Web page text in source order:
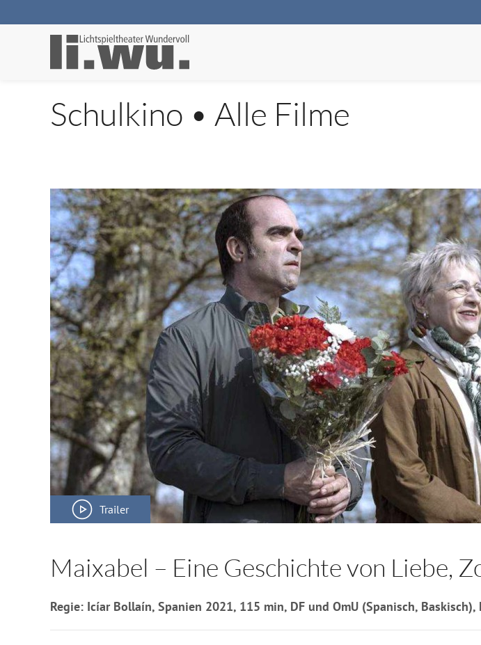
Schulkino • Alle Filme
Trailer
Maixabel – Eine Geschichte von Liebe,
Regie: Icíar Bollaín, Spanien 2021, 115 min, DF und OmU (Spanisch, Baskisch),